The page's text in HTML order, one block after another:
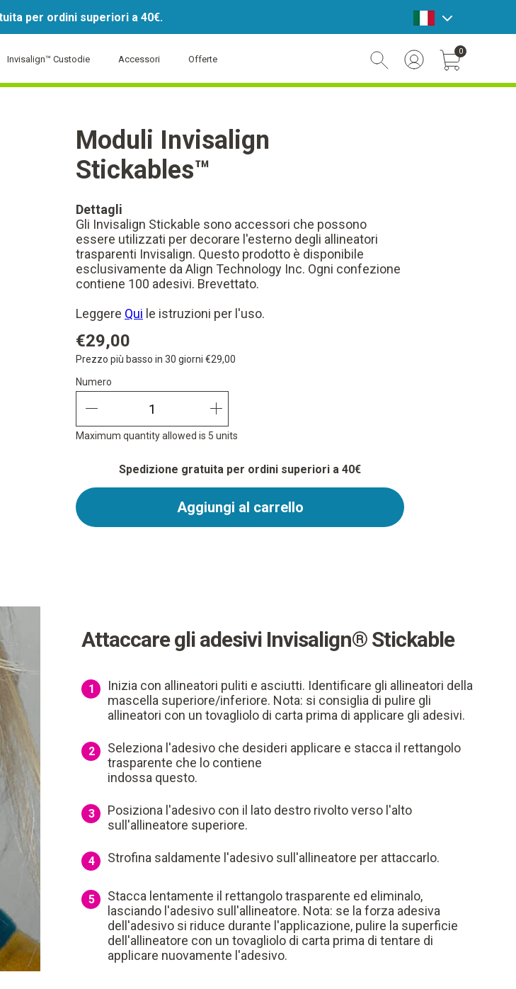
per ordini superiori a 40€. announcement bar
Invisalign™ Custodie Accessori
Offerte
0
Moduli Invisalign
Stickables™
Dettagli
Gli Invisalign Stickable sono accessori che possono
essere utilizzati per decorare l'esterno degli allineatori
trasparenti Invisalign. Questo prodotto è disponibile
esclusivamente da Align Technology Inc. Ogni confezione
contiene 100 adesivi. Brevettato.
Leggere Qui le istruzioni per l'uso.
€29,00
Prezzo più basso in 30 giorni €29,00
Numero
Numero
Maximum quantity allowed is 5 units
Spedizione gratuita per ordini superiori a 40€
Aggiungi al carrello
Attaccare gli adesivi Invisalign® Stickable
1
Inizia con allineatori puliti e asciutti. Identificare gli allineatori della
mascella superiore/inferiore. Nota: si consiglia di pulire gli
allineatori con un tovagliolo di carta prima di applicare gli adesivi.
2
Seleziona l'adesivo che desideri applicare e stacca il rettangolo
trasparente che lo contiene
indossa questo.
3
Posiziona l'adesivo con il lato destro rivolto verso l'alto
sull'allineatore superiore.
4 Strofina saldamente l'adesivo sull'allineatore per attaccarlo.
5
Stacca lentamente il rettangolo trasparente ed eliminalo,
lasciando l'adesivo sull'allineatore. Nota: se la forza adesiva
dell'adesivo si riduce durante l'applicazione, pulire la superficie
dell'allineatore con un tovagliolo di carta prima di tentare di
applicare nuovamente l'adesivo.